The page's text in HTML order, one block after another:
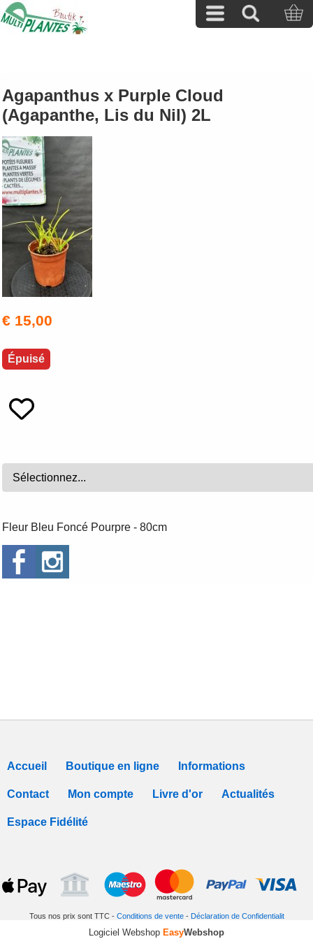
Agapanthus x Purple Cloud
(Agapanthe, Lis du Nil) 2L
€ 15,00
Épuisé
Fleur Bleu Foncé Pourpre - 80cm
Accueil Boutique en ligne Informations
Contact Mon compte Livre d'or Actualités
Espace Fidélité
Tous nos prix sont TTC - Conditions de vente- Déclaration de Confidentialit
Logiciel Webshop EasyWebshop